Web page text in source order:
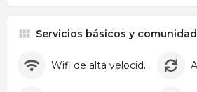
Servicios básicos y comunidad
Wifi de alta velocidad